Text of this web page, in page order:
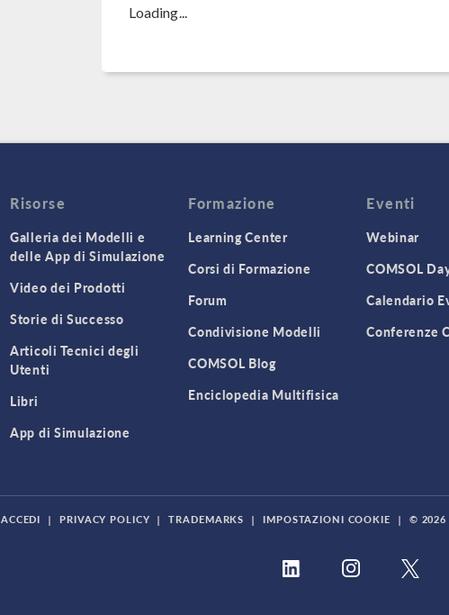
Loading...
Risorse
Galleria dei Modelli e
delle App di Simulazione
Video dei Prodotti
Storie di Successo
Articoli Tecnici degli
Utenti
Libri
App di Simulazione
Formazione
Learning Center
Corsi di Formazione
Forum
Condivisione Modelli
COMSOL Blog
Enciclopedia Multifisica
Eventi
Webinar
COMSOL
Calendario
Conferenze
ACCEDI | PRIVACY POLICY | TRADEMARKS | IMPOSTAZIONI COOKIE | © 2026